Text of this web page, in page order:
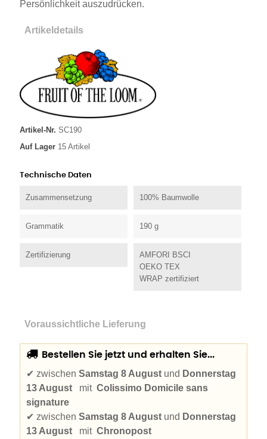
Persönlichkeit auszudrücken.
Artikeldetails
Artikel-Nr. SC190
Auf Lager 15 Artikel
Technische Daten
Zusammensetzung 100% Baumwolle
Grammatik 190 g
Zertifizierung
AMFORI BSCI
OEKO TEX
WRAP zertifiziert
Voraussichtliche Lieferung
Bestellen Sie jetzt und erhalten Sie...
✔ zwischen Samstag 8 August und Donnerstag
13 August
mitColissimo Domicile sans
signature
✔ zwischen Samstag 8 August und Donnerstag
13 August
mitChronopost